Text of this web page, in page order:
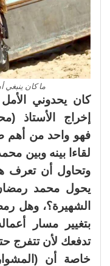
ما كان
كان يحدوني
إخراج الأستاذ
فهو واحد من أهم
لقاءا بينه وبين
وتحاول أن تعرف
يحول محمد
الشهيرة؟، وهل
بتغيير مسار
تدفعك لأن تتفرج
خاصة أن